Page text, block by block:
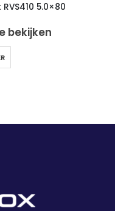
5.0×80
bekijken